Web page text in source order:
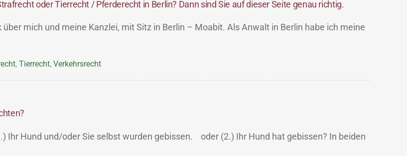
oder Tierrecht / Pferderecht in Berlin? Dann sind Sie auf dieser Seite genau richtig.
mich und meine Kanzlei, mit Sitz in Berlin – Moabit. Als Anwalt in Berlin habe ich meine
,Tierrecht,Verkehrsrecht
Ihr Hund und/oder Sie selbst wurden gebissen. oder (2.) Ihr Hund hat gebissen? In beiden